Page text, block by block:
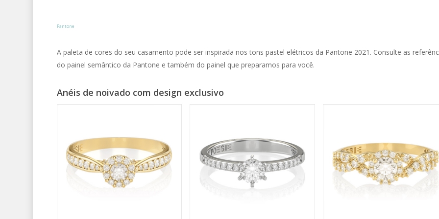
Pantone
A paleta de cores do seu casamento pode ser inspirada nos tons pastel elétricos da Pantone 2021. Consulte as
do painel semântico da Pantone e também do painel que preparamos para você.
Anéis de noivado com design exclusivo